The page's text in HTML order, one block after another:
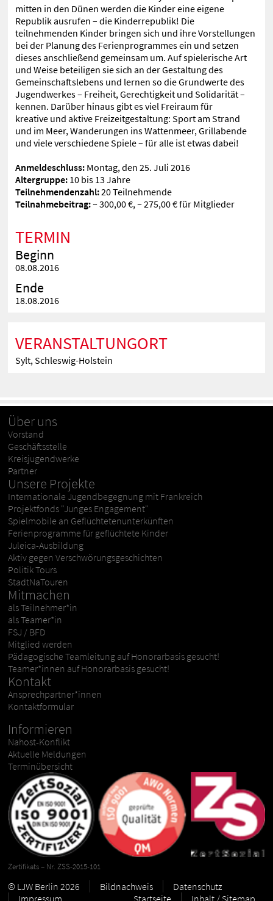
mitten in den Dünen werden die Kinder eine eigene
Republik ausrufen – die Kinderrepublik! Die
teilnehmenden Kinder bringen sich und ihre Vorstellungen
bei der Planung des Ferienprogrammes ein und setzen
dieses anschließend gemeinsam um. Auf spielerische Art
und Weise beteiligen sie sich an der Gestaltung des
Gemeinschaftslebens und lernen so die Grundwerte des
Jugendwerkes – Freiheit, Gerechtigkeit und Solidarität –
kennen. Darüber hinaus gibt es viel Freiraum für
kreative und aktive Freizeitgestaltung: Sport am Strand
und im Meer, Wanderungen ins Wattenmeer, Grillabende
und viele verschiedene Spiele – für alle ist etwas dabei!
Anmeldeschluss: Montag, den 25. Juli 2016
Altergruppe: 10 bis 13 Jahre
Teilnehmendenzahl:20 Teilnehmende
Teilnahmebeitrag:~ 300,00 €, ~ 275,00 € für Mitglieder
TERMIN
Beginn
08.08.2016
Ende
18.08.2016
VERANSTALTUNGORT
Sylt, Schleswig-Holstein
Über uns
Vorstand
Geschäftsstelle
Kreisjugendwerke
Partner
Unsere Projekte
Internationale Jugendbegegnung mit Frankreich
Projektfonds "Junges Engagement"
Spielmobile an Geflüchtetenunterkünften
Ferienprogramme für geflüchtete Kinder
Juleica-Ausbildung
Aktiv gegen Verschwörungsgeschichten
Politik Tours
StadtNaTouren
Mitmachen
als Teilnehmer*in
als Teamer*in
FSJ / BFD
Mitglied werden
Pädagogische Teamleitung auf Honorarbasis gesucht!
Teamer*innen auf Honorarbasis gesucht!
Kontakt
Ansprechpartner*innen
Kontaktformular
Informieren
Nahost-Konflikt
Aktuelle Meldungen
Terminübersicht
Zertifikats – Nr. ZSS-2015-101
© LJW Berlin 2026 Bildnachweis
Datenschutz